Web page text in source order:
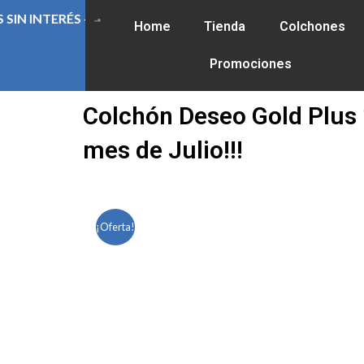
OFF ABONANDO CON EFECTIVO O
Home Tienda Colchones
Promociones
Colchón Deseo Gold
mes de Julio!!!
¡Oferta!